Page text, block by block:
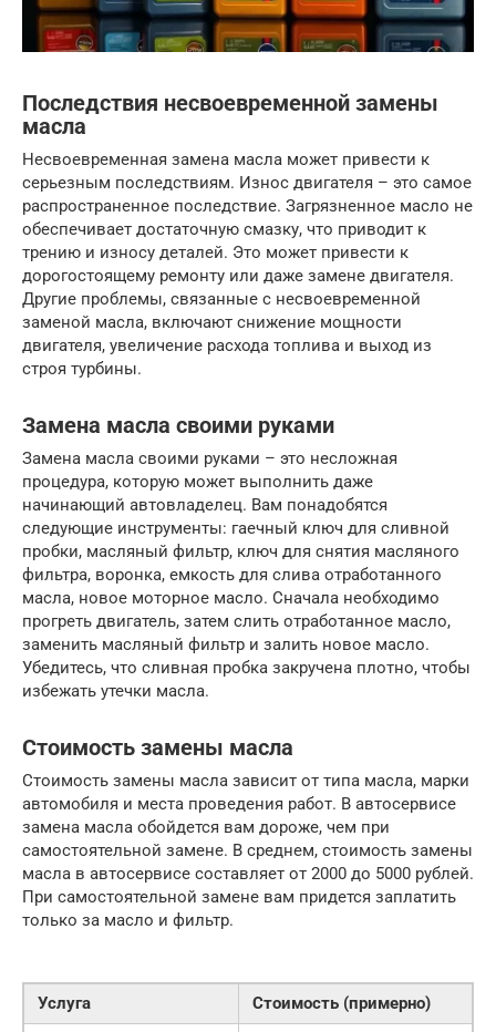
Последствия несвоевременной замены
масла
Несвоевременная замена масла может привести к
серьезным последствиям. Износ двигателя – это самое
распространенное последствие. Загрязненное масло не
обеспечивает достаточную смазку, что приводит к
трению и износу деталей. Это может привести к
дорогостоящему ремонту или даже замене двигателя.
Другие проблемы, связанные с несвоевременной
заменой масла, включают снижение мощности
двигателя, увеличение расхода топлива и выход из
строя турбины.
Замена масла своими руками
Замена масла своими руками – это несложная
процедура, которую может выполнить даже
начинающий автовладелец. Вам понадобятся
следующие инструменты: гаечный ключ для сливной
пробки, масляный фильтр, ключ для снятия масляного
фильтра, воронка, емкость для слива отработанного
масла, новое моторное масло. Сначала необходимо
прогреть двигатель, затем слить отработанное масло,
заменить масляный фильтр и залить новое масло.
Убедитесь, что сливная пробка закручена плотно, чтобы
избежать утечки масла.
Стоимость замены масла
Стоимость замены масла зависит от типа масла, марки
автомобиля и места проведения работ. В автосервисе
замена масла обойдется вам дороже, чем при
самостоятельной замене. В среднем, стоимость замены
масла в автосервисе составляет от 2000 до 5000 рублей.
При самостоятельной замене вам придется заплатить
только за масло и фильтр.
Услуга
Стоимость (примерно)